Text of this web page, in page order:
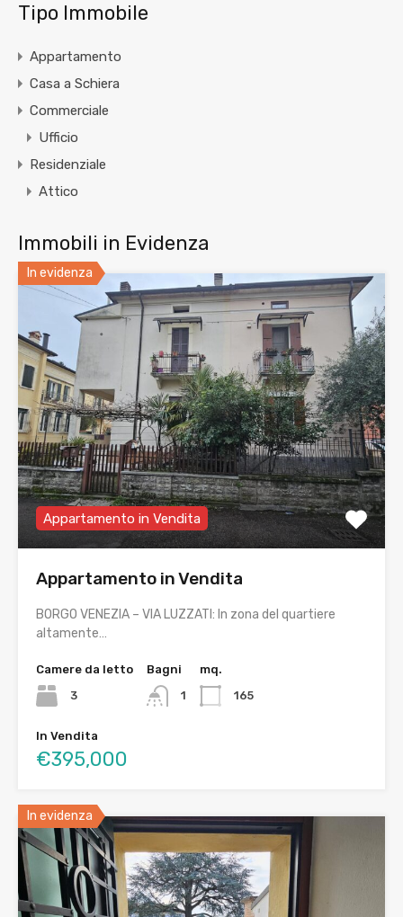
Tipo Immobile
Appartamento
Casa a Schiera
Commerciale
Ufficio
Residenziale
Attico
Immobili in Evidenza
In evidenza
Appartamento in Vendita
Appartamento in Vendita
BORGO VENEZIA – VIA LUZZATI: In zona del quartiere
altamente…
Camere da letto
3
Bagni
1
mq.
165
In Vendita
€395,000
In evidenza